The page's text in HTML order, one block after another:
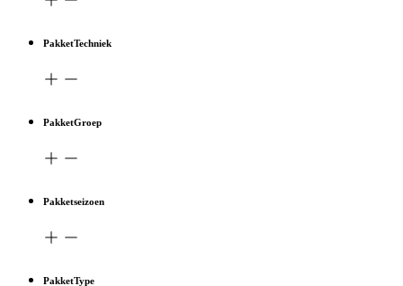
PakketTechniek
PakketGroep
Pakketseizoen
PakketType